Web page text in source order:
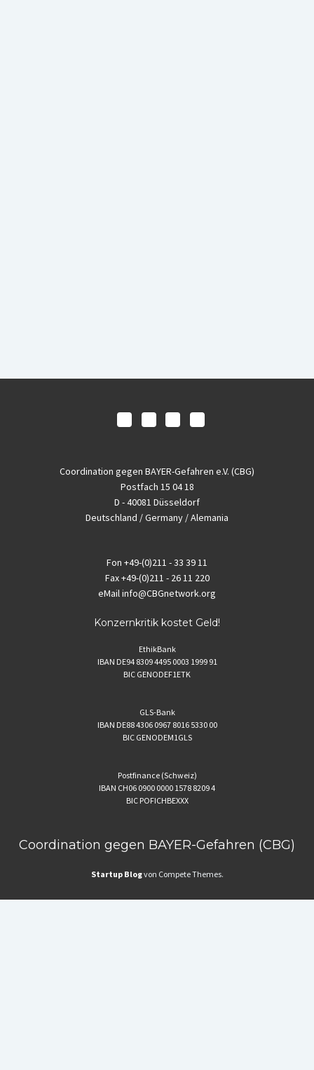
Coordination gegen BAYER-Gefahren e.V. (CBG)
Postfach 15 04 18
D - 40081 Düsseldorf
Deutschland / Germany / Alemania
Fon +49-(0)211 - 33 39 11
Fax+49-(0)211 - 26 11 220
eMailinfo@CBGnetwork.org
Konzernkritik kostet Geld!
EthikBank
IBAN DE94 8309 4495 0003 1999 91
BIC GENODEF1ETK
GLS-Bank
IBAN DE88 4306 0967 8016 5330 00
BIC GENODEM1GLS
Postfinance (Schweiz)
IBAN CH06 0900 0000 1578 8209 4
BIC POFICHBEXXX
Coordination gegen BAYER-Gefahren (CBG)
Startup Blogvon Compete Themes.